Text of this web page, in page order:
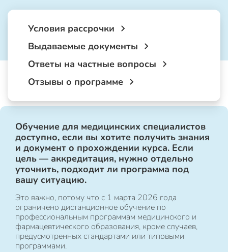
Условия рассрочки
Выдаваемые документы
Ответы на частные вопросы
Отзывы о программе
Обучение для медицинских специалистов
доступно, если вы хотите получить знания
и документ о прохождении курса. Если
цель — аккредитация, нужно отдельно
уточнить, подходит ли программа под
вашу ситуацию.
Это важно, потому что с 1 марта 2026 года
ограничено дистанционное обучение по
профессиональным программам медицинского и
фармацевтического образования, кроме случаев,
предусмотренных стандартами или типовыми
программами.